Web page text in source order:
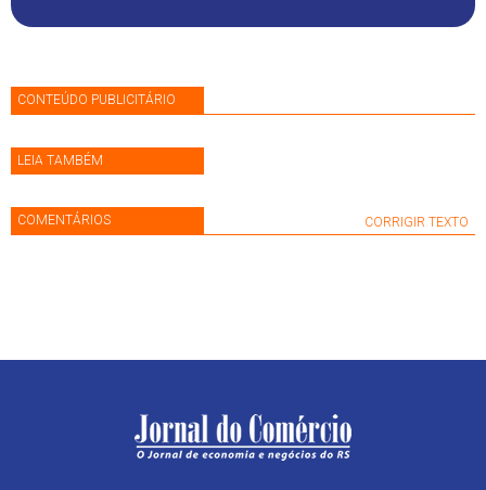
CONTEÚDO PUBLICITÁRIO
LEIA TAMBÉM
COMENTÁRIOS CORRIGIR TEXTO